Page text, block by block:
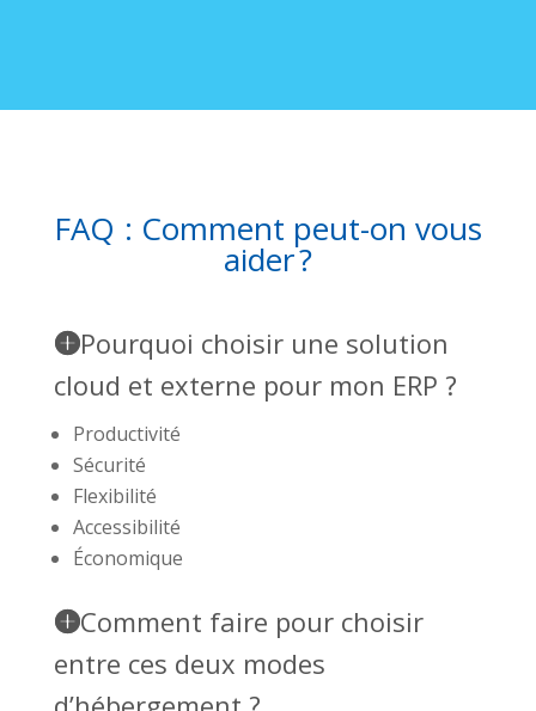
FAQ : Comment peut-on vous
aider ?
Pourquoi choisir une solution
cloud et externe pour mon ERP ?
Productivité
Sécurité
Flexibilité
Accessibilité
Économique
Comment faire pour choisir
entre ces deux modes